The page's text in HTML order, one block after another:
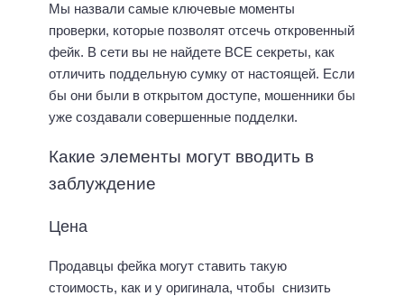
Мы назвали самые ключевые моменты
проверки, которые позволят отсечь откровенный
фейк. В сети вы не найдете ВСЕ секреты, как
отличить поддельную сумку от настоящей. Если
бы они были в открытом доступе, мошенники бы
уже создавали совершенные подделки.
Какие элементы могут вводить в
заблуждение
Цена
Продавцы фейка могут ставить такую
стоимость, как и у оригинала, чтобы снизить